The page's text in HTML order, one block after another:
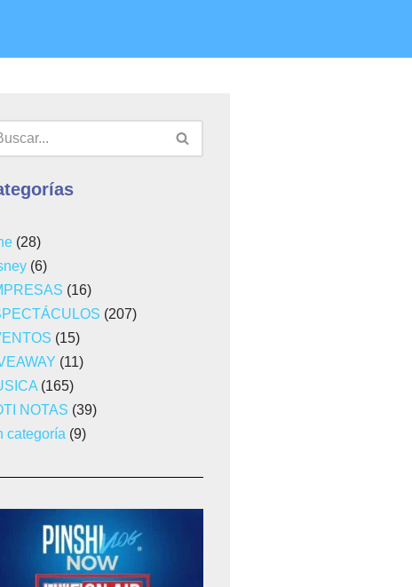
(28)
(6)
(16)
(207)
(15)
(11)
(165)
NOTAS (39)
categoría (9)